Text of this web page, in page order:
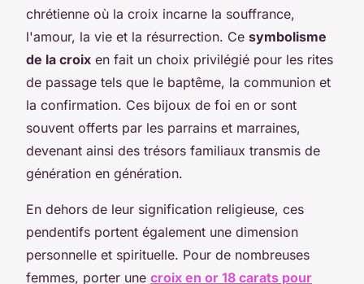
chrétienne où la croix incarne la souffrance,
l'amour, la vie et la résurrection. Ce symbolisme
de la croix en fait un choix privilégié pour les rites
de passage tels que le baptême, la communion et
la confirmation. Ces bijoux de foi en or sont
souvent offerts par les parrains et marraines,
devenant ainsi des trésors familiaux transmis de
génération en génération.
En dehors de leur signification religieuse, ces
pendentifs portent également une dimension
personnelle et spirituelle. Pour de nombreuses
femmes, porter une croix en or 18 carats pour